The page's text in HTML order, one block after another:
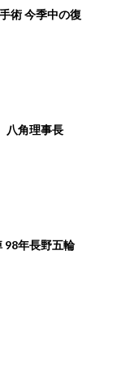
術 今季中の復
八角理事長
98年長野五輪